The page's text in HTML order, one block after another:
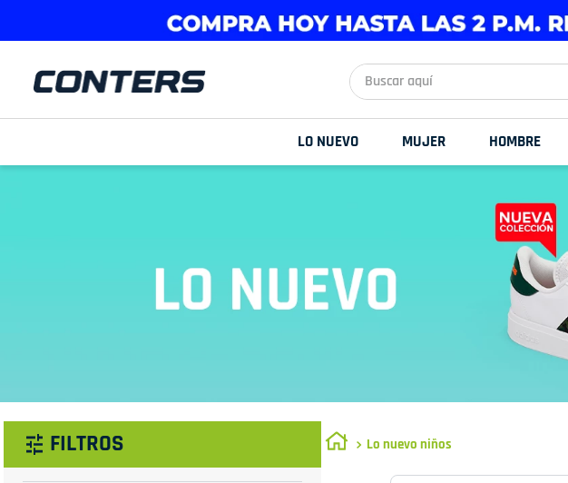
Buscar aquí
LO NUEVO MUJER HOMBRE
FILTROS Lo nuevo niños